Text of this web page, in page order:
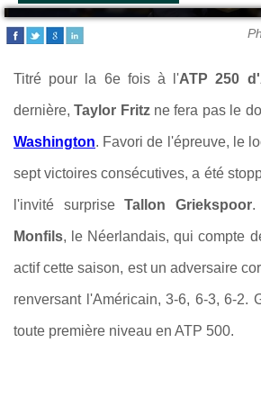
Titré pour la 6e fois à l'ATP 250
dernière,Taylor Fritzne fera pas le
Washington. Favori de l'épreuve, le
sept victoires consécutives, a été
l'invité surprise Tallon Griekspoor.
Monfils, le Néerlandais, qui compte
actif cette saison, est un adversaire
renversant l'Américain, 3-6, 6-3, 6-2.
toute première niveau en ATP 500.